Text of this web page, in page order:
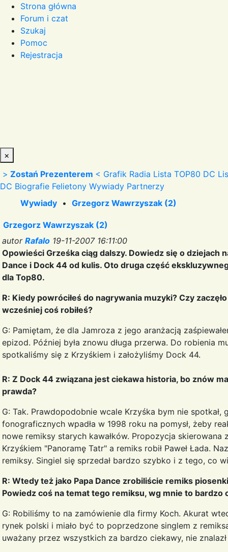
Strona główna
Forum i czat
Szukaj
Pomoc
Rejestracja
×
> Zostań Prezenterem < Grafik Radia Lista TOP80 DC
DC Biografie Felietony Wywiady Partnerzy
Wywiady • Grzegorz Wawrzyszak (2)
Grzegorz Wawrzyszak (2)
autor Rafalo 19-11-2007 16:11:00
Opowieści Grześka ciąg dalszy. Dowiedz się o dziejach
Dance i Dock 44 od kulis. Oto druga część
dla Top80.
R: Kiedy powróciłeś do nagrywania muzyki? Czy
wcześniej coś robiłeś?
G: Pamiętam, że dla Jamroza z jego aranżacją
epizod. Później była znowu długa przerwa. Do robienia
spotkaliśmy się z Krzyśkiem i założyliśmy Dock 44.
R: Z Dock 44 związana jest ciekawa historia, bo znów
prawda?
G: Tak. Prawdopodobnie wcale Krzyśka bym nie
fonograficznych wpadła w 1998 roku na pomysł, żeby
nowe remiksy starych kawałków. Propozycja skierowana
Krzyśkiem "Panoramę Tatr" a remiks robił Paweł Łada.
remiksy. Singiel się sprzedał bardzo szybko i z tego, co
R: Wtedy też jako Papa Dance zrobiliście remiks
Powiedz coś na temat tego remiksu, wg mnie to bardzo
G: Robiliśmy to na zamówienie dla firmy Koch. Akurat
rynek polski i miało być to poprzedzone singlem z
uważany przez wszystkich za bardzo ciekawy, nie